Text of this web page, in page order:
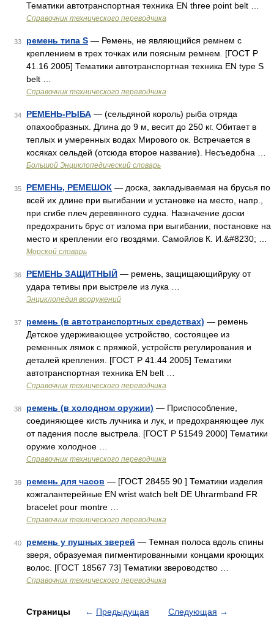
Тематики автотранспортная техника EN three point belt …
Справочник технического переводчика
33 ремень типа S — Ремень, не являющийся ремнем с
креплением в трех точках или поясным ремнем. [ГОСТ Р
41.16 2005] Тематики автотранспортная техника EN type S
belt …
Справочник технического переводчика
34 РЕМЕНЬ-РЫБА — (сельдяной король) рыба отряда
опахообразных. Длина до 9 м, весит до 250 кг. Обитает в
теплых и умеренных водах Мирового ок. Встречается в
косяках сельдей (отсюда второе название). Несъедобна …
Большой Энциклопедический словарь
35 РЕМЕНЬ, РЕМЕШОК — доска, закладываемая на брусья по
всей их длине при выгибании и установке на место, напр.,
при сгибе плеч деревянного судна. Назначение доски
предохранить брус от излома при выгибании, постановке на
место и креплении его гвоздями. Самойлов К. И.&#8230; …
Морской словарь
36 РЕМЕНЬ ЗАЩИТНЫЙ — ремень, защищающийруку от
удара тетивы при выстреле из лука …
Энциклопедия вооружений
37 ремень (в автотранспортных средствах) — ремень
Детское удерживающее устройство, состоящее из
ременных лямок с пряжкой, устройств регулирования и
деталей крепления. [ГОСТ Р 41.44 2005] Тематики
автотранспортная техника EN belt …
Справочник технического переводчика
38 ремень (в холодном оружии) — Приспособление,
соединяющее кисть лучника и лук, и предохраняющее лук
от падения после выстрела. [ГОСТ Р 51549 2000] Тематики
оружие холодное …
Справочник технического переводчика
39 ремень для часов — [ГОСТ 28455 90 ] Тематики изделия
кожгалантерейные EN wrist watch belt DE Uhrarmband FR
bracelet pour montre …
Справочник технического переводчика
40 ремень у пушных зверей — Темная полоса вдоль спины
зверя, образуемая пигментированными концами кроющих
волос. [ГОСТ 18567 73] Тематики звероводство …
Справочник технического переводчика
Страницы ← Предыдущая Следующая →